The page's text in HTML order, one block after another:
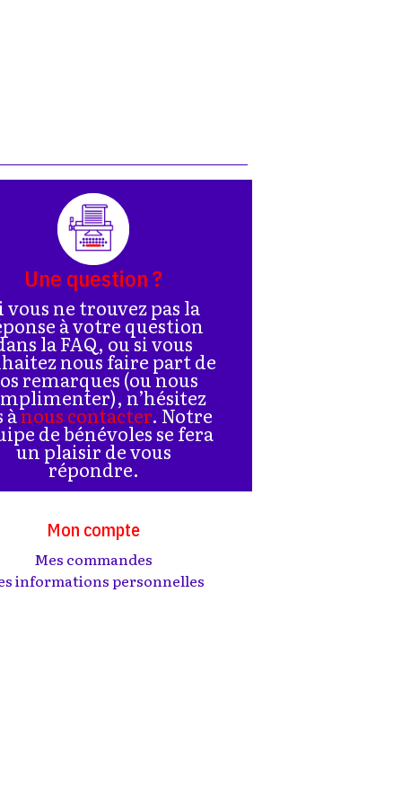
Une question ?
vous ne trouvez pas la
à votre question
la FAQ, ou si vous
nous faire part de
remarques (ou nous
n’hésitez
ànous contacter. Notre
de bénévoles se fera
un plaisir de vous
répondre.
Mon compte
Mes commandes
informations personnelles